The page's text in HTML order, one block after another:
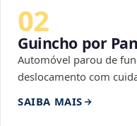
02
Guincho por
Automóvel parou de
deslocamento com
SAIBA MAIS